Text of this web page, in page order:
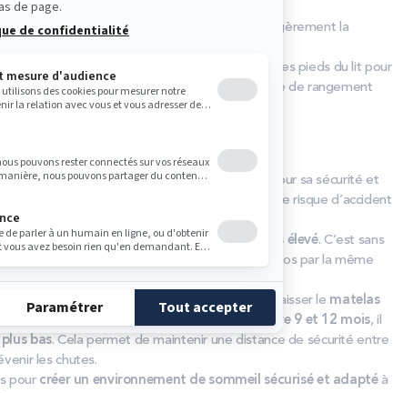
la hauteur qui convient à votre enfant ;
plus épais ou plus fin peut aussi modifier légèrement la
vous pouvez ajouter des réhausseurs sous les pieds du lit pour
Vous gagnez par la même occasion un espace de rangement
la hauteur du matelas bébé, essentielle pour sa sécurité et
mesure que bébé grandit, et bien sûr réduire le risque d’accident
convient de placer lematelas au niveau le plus élevé. C’est sans
la tâche pour les parents, préservant leur dos par la même
se mouvoir un peu, nous vous conseillons d’abaisser le matelas
entre 9 et 12 mois, il
bas. Cela permet de maintenir une distance de sécurité entre
les chutes.
pour créer un environnement de sommeil sécurisé et adaptéà